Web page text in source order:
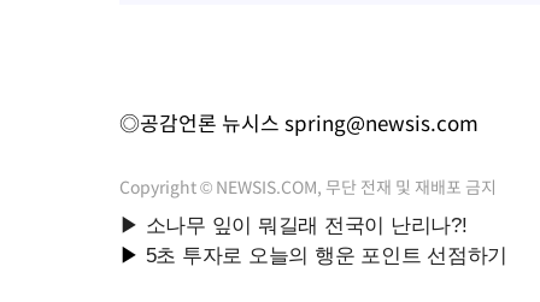
◎공감언론 뉴시스 spring@newsis.com
Copyright © NEWSIS.COM, 무단 전재 및 재배포 금지